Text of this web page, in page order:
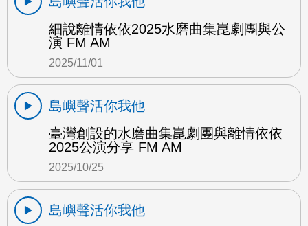
細說離情依依2025水磨曲集崑劇團與公
演 FM AM
2025/11/01
島嶼聲活你我他
臺灣創設的水磨曲集崑劇團與離情依依
2025公演分享 FM AM
2025/10/25
島嶼聲活你我他